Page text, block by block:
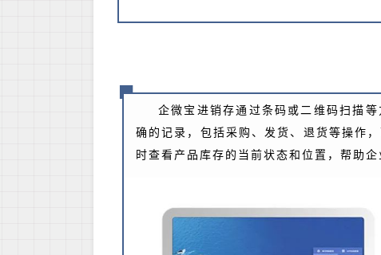
企微宝进销存通过条码或二维码扫描
确的记录，包括采购、发货、退货等操作
时查看产品库存的当前状态和位置，帮助企